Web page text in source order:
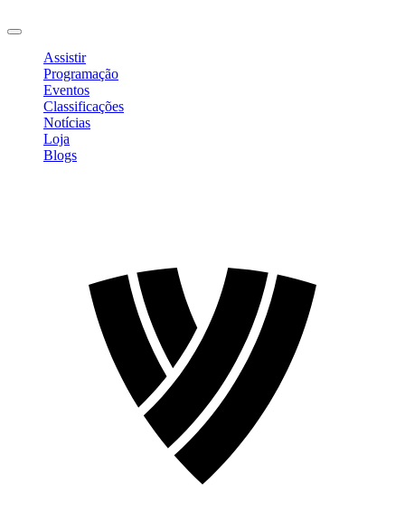
Assistir
Programação
Eventos
Classificações
Notícias
Loja
Blogs